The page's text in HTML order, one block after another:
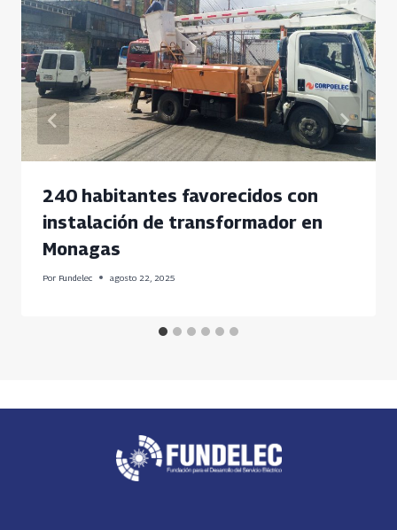
240 habitantes favorecidos con
instalación de transformador en
Monagas
Por Fundelec agosto 22, 2025